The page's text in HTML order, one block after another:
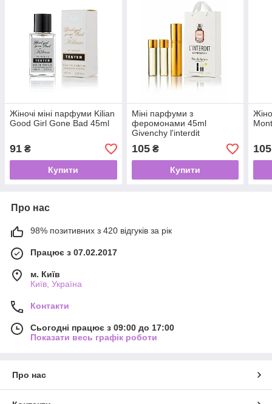
Жіночі міні парфуми Kilian
Good Girl Gone Bad 45ml
91 ₴
Купити
Міні парфуми з
феромонами 45ml
Givenchy l'interdit
105₴
Купити
105
Про нас
98% позитивних з 420 відгуків за рік
Працює з 07.02.2017
м. Київ
Київ, Україна
Контакти
Сьогодні працює з 09:00 до 17:00
Показати весь графік роботи
Про нас